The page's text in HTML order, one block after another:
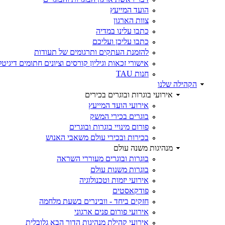
הועד המייעץ
צוות הארגון
כתבו עלינו במדיה
כתבו עליכן ועליכם
להזמנת העתקים ותרגומים של תעודות
אישורי זכאות וגיליון קורסים וציונים חתומים
חנות TAU
הקהילה שלנו
אירועי בוגרות ובוגרים בכירים
אירועי הועד המייעץ
בוגרים בכירי המשק
פורום מינויי בוגרות ובוגרים
בכירות ובכירי עולם משאבי האנוש
מנהיגות משנה עולם
בוגרות ובוגרים מעוררי השראה
בוגרות משנות עולם
אירועי יזמות וטכנולוגיה
פודקאסטים
חזקים ביחד - וובינרים בשעת מלחמה
אירועי פורום פנים ארגוני
אירועי קהילת מנהיגות הדור הבא גלובלית